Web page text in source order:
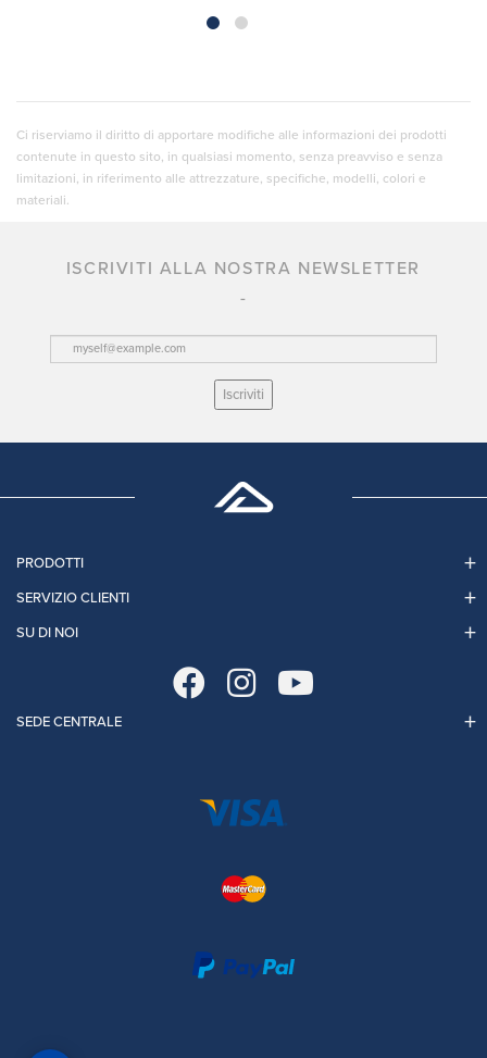
Ci riserviamo il diritto di apportare modifiche alle informazioni dei prodotti
contenute in questo sito, in qualsiasi momento, senza preavviso e senza
limitazioni, in riferimento alle attrezzature, specifiche, modelli, colori e
materiali.
ISCRIVITI ALLA NOSTRA NEWSLETTER
Iscriviti
PRODOTTI
SERVIZIO CLIENTI
SU DI NOI
SEDE CENTRALE